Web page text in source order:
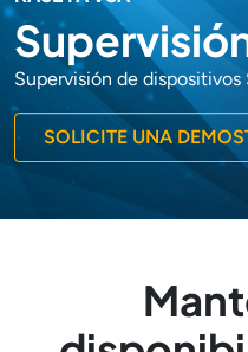
Supervisión de
SOLICITE UNA